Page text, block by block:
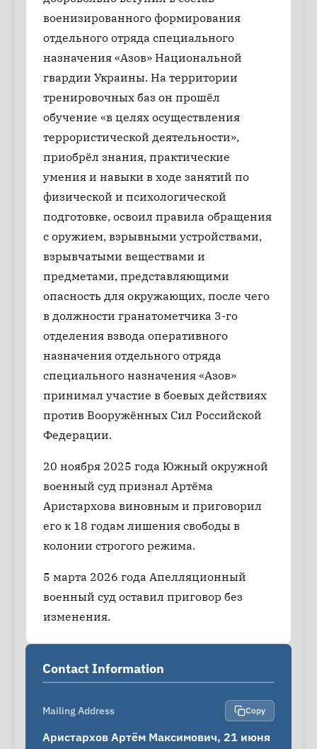
военизированного формирования
отдельного отряда специального
назначения «Азов» Национальной
гвардии Украины. На территории
тренировочных баз он прошёл
обучение «в целях осуществления
террористической деятельности»,
приобрёл знания, практические
умения и навыки в ходе занятий по
физической и психологической
подготовке, освоил правила обращения
с оружием, взрывными устройствами,
взрывчатыми веществами и
предметами, представляющими
опасность для окружающих, после чего
в должности гранатометчика 3-го
отделения взвода оперативного
назначения отдельного отряда
специального назначения «Азов»
принимал участие в боевых действиях
против Вооружённых Сил Российской
Федерации.
20 ноября 2025 года Южный окружной
военный суд признал Артёма
Аристархова виновным и приговорил
его к 18 годам лишения свободы в
колонии строгого режима.
5 марта 2026 года Апелляционный
военный суд оставил приговор без
изменения.
Contact Information
Mailing Address Copy
Аристархов Артём Максимович, 21 июня